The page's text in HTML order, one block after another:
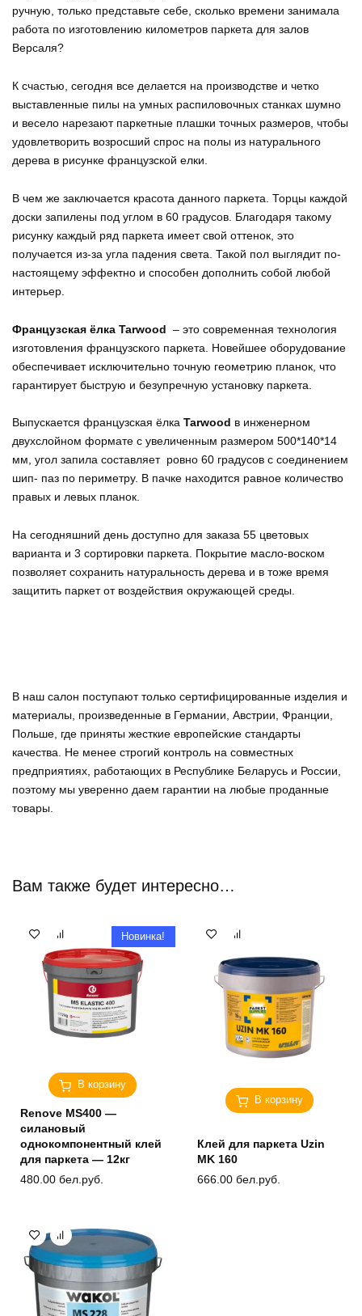
ручную, только представьте себе, сколько времени занимала
работа по изготовлению километров паркета для залов
Версаля?
К счастью, сегодня все делается на производстве и четко
выставленные пилы на умных распиловочных станках шумно
и весело нарезают паркетные плашки точных размеров, чтобы
удовлетворить возросший спрос на полы из натурального
дерева в рисунке французской елки.
В чем же заключается красота данного паркета. Торцы каждой
доски запилены под углом в 60 градусов. Благодаря такому
рисунку каждый ряд паркета имеет свой оттенок, это
получается из-за угла падения света. Такой пол выглядит по-
настоящему эффектно и способен дополнить собой любой
интерьер.
Французская ёлка Tarwood – это современная технология
изготовления французского паркета. Новейшее оборудование
обеспечивает исключительно точную геометрию планок, что
гарантирует быструю и безупречную установку паркета.
Выпускается французская ёлка Tarwood в инженерном
двухслойном формате с увеличенным размером 500*140*14
мм, угол запила составляет ровно 60 градусов с соединением
шип- паз по периметру. В пачке находится равное количество
правых и левых планок.
На сегодняшний день доступно для заказа 55 цветовых
варианта и 3 сортировки паркета. Покрытие масло-воском
позволяет сохранить натуральность дерева и в тоже время
защитить паркет от воздействия окружающей среды.
В наш салон поступают только сертифицированные изделия и
материалы, произведенные в Германии, Австрии, Франции,
Польше, где приняты жесткие европейские стандарты
качества. Не менее строгий контроль на совместных
предприятиях, работающих в Республике Беларусь и России,
поэтому мы уверенно даем гарантии на любые проданные
товары
Вам также будет интересно…
В корзину
Новинка!
Renove MS400 —
силановый
однокомпонентный клей
для паркета — 12кг
480.00 бел.руб.
В корзину
Клей для паркета Uzin
MK 160
666.00 бел.руб.